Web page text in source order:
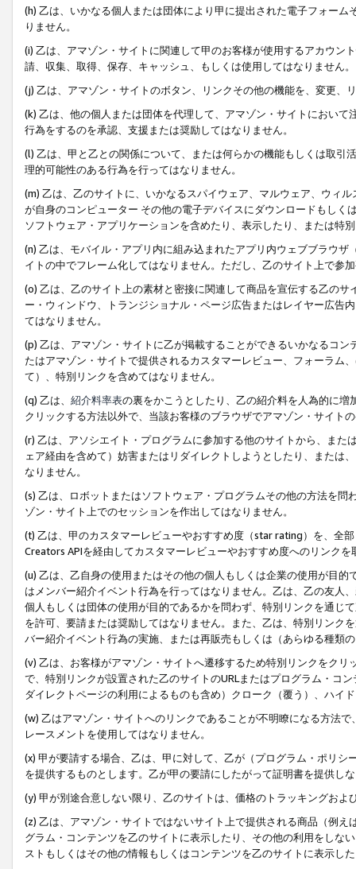
(h) 乙は、いかなる個人または団体により甲に提出された電子フォー
りません。
(i) 乙は、アマゾン・サイトに関連して甲のお客様が使用するアカウン
請、収集、取得、保存、キャッシュ、もしくは使用してはなりません。
(j) 乙は、アマゾン・サイトのボタン、リンクその他の機能を、変更、
(k) 乙は、他の個人または団体を代理して、アマゾン・サイトにおい
行為をするのを承認、支援または奨励してはなりません。
(l) 乙は、甲と乙との関係について、または何らかの機能もしくは取
理的可能性のある行為を行ってはなりません。
(m) 乙は、乙のサイトに、いかなるスパイウェア、マルウェア、ウィ
が自身のコンピューター その他の電子デバイスにダウンロードもし
ソフトウェア・アプリケーションを含めたり、表示したり、または特
(n) 乙は、モバイル・アプリ内に組み込まれたアプリ内ウェブブラウ
イトの中でフレーム化してはなりません。ただし、乙のサイト上で参
(o) 乙は、乙のサイト上の素材と密接に関連して商品を宣伝する乙の
ー・ウィンドウ、トランジショナル・ページ広告またはレイヤー広告
てはなりません。
(p) 乙は、アマゾン・サイトに乙が掲載することができるいかなるコ
たはアマゾン・サイトで提供されるカスタマーレビュー、フォーラム
て）、特別リンクを含めてはなりません。
(q) 乙は、 紹介料率表の裏をかこうとしたり、乙の紹介料を人為的に
クリックする方法以外で、当該お客様のブラウザでアマゾン・サイト
(r) 乙は、アソシエイト・プログラムに参加する他のサイトから、ま
ェア経由を含めて）妨害またはリダイレクトしようとしたり、または
なりません。
(s) 乙は、ロボットまたはソフトウェア・プログラムその他の方法を
ゾン・サイト上でのセッションを作出してはなりません。
(t) 乙は、甲のカスタマーレビューやおすすめ度（star rating）を、全
Creators APIを経由してカスタマーレビューやおすすめ度へのリンクを
(u) 乙は、乙自身の使用またはその他の個人もしくは企業の使用が目
はメンバー紹介イベント行為を行ってはなりません。乙は、乙の友人
個人もしくは団体の使用が目的であるかを問わず、特別リンクを通じ
を許可、要請または奨励してはなりません。また、乙は、特別リンク
バー紹介イベント行為の実施、または再販売もしくは（あらゆる種類
(v) 乙は、お客様がアマゾン・サイトへ遷移するため特別リンクをク
で、特別リンクが設置された乙のサイトのURLまたはプログラム・コ
ダイレクトページの利用によるものも含め）クローク（覆う）、ハイ
(w) 乙はアマゾン・サイトへのリンクであることが不明瞭になる方法
レースメントを使用してはなりません。
(x) 甲が要請する場合、乙は、甲に対して、乙が（プログラム・ポリ
を提供するものとします。乙が甲の要請にしたがって証明書を提供し
(y) 甲が別途合意しない限り、乙のサイトは、価格のトラッキングお
(z) 乙は、アマゾン・サイトではないサイト上で提供される商品（例
グラム・コンテンツを乙のサイトに表示したり、その他の利用をしな
ストもしくはその他の情報もしくはコンテンツを乙のサイトに表示し